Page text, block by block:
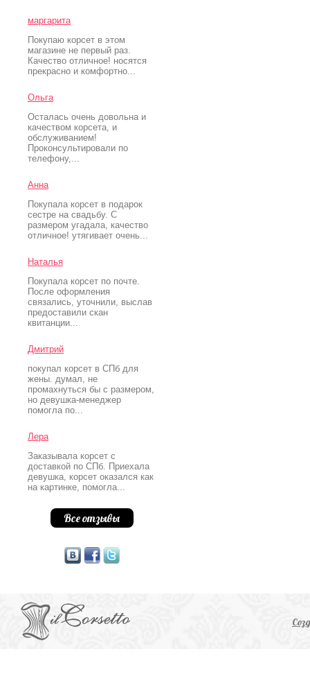
маргарита
Покупаю корсет в этом
магазине не первый раз.
Качество отличное! носятся
прекрасно и комфортно...
Ольга
Осталась очень довольна и
качеством корсета, и
обслуживанием!
Проконсультировали по
телефону,...
Анна
Покупала корсет в подарок
сестре на свадьбу. С
размером угадала, качество
отличное! утягивает очень...
Наталья
Покупала корсет по почте.
После оформления
связались, уточнили, выслав
предоставили скан
квитанции...
Дмитрий
покупал корсет в СПб для
жены. думал, не
промахнуться бы с размером,
но девушка-менеджер
помогла по...
Лера
Заказывала корсет с
доставкой по СПб. Приехала
девушка, корсет оказался как
на картинке, помогла...
Все отзывы